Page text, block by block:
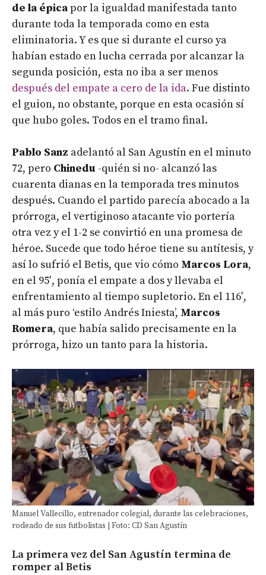
de la épicapor la igualdad manifestada tanto
durante toda la temporada como en esta
eliminatoria. Y es que si durante el curso ya
habían estado en lucha cerrada por alcanzar la
segunda posición, esta no iba a ser menos
después del empate a cero de la ida. Fue distinto
el guion, no obstante, porque en esta ocasión sí
que hubo goles. Todos en el tramo final.
Pablo Sanz adelantó al San Agustín en el minuto
72, pero Chinedu -quién si no- alcanzó las
cuarenta dianas en la temporada tres minutos
después. Cuando el partido parecía abocado a la
prórroga, el vertiginoso atacante vio portería
otra vez y el 1-2 se convirtió en una promesa de
héroe. Sucede que todo héroe tiene su antítesis, y
así lo sufrió el Betis, que vio cómo Marcos Lora,
en el 95′, ponía el empate a dos y llevaba el
enfrentamiento al tiempo supletorio. En el 116′,
al más puro ‘estilo Andrés Iniesta’, Marcos
Romera, que había salido precisamente en la
prórroga, hizo un tanto para la historia.
Manuel Vallecillo, entrenador colegial, durante las celebraciones,
rodeado de sus futbolistas | Foto: CD San Agustín
La primera vez del San Agustín termina de
romper al Betis